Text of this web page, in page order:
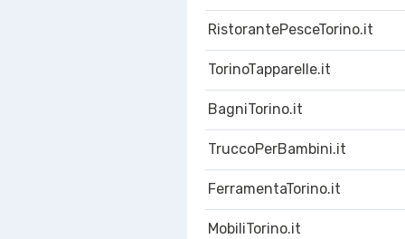
RistorantePesceTorino.it
TorinoTapparelle.it
BagniTorino.it
TruccoPerBambini.it
FerramentaTorino.it
MobiliTorino.it